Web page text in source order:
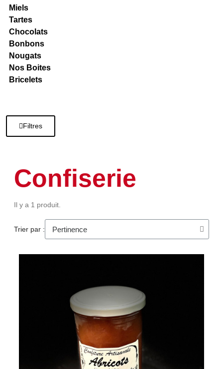
Miels
Tartes
Chocolats
Bonbons
Nougats
Nos Boites
Bricelets
Filtres
Confiserie
Il y a 1 produit.
Trier par :